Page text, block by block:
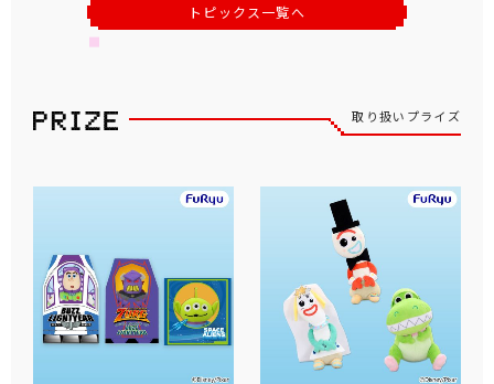
トピックス一覧へ
取り扱いプライズ